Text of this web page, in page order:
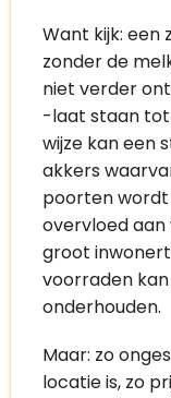
Want kijk: een
zonder de
niet verder
-laat staan tot
wijze kan een
akkers
poorten wordt
overvloed aan
groot
voorraden
onderhouden.
Maar: zo
locatie is, zo